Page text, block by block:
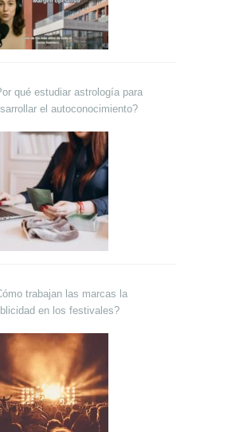
qué estudiar astrología para
el autoconocimiento?
trabajan las marcas la
en los festivales?